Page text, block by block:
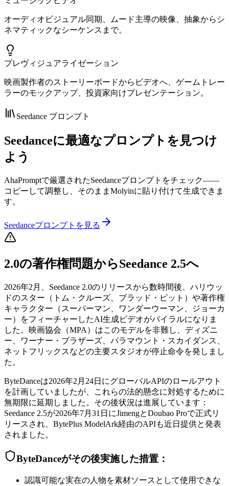
オーディオビジュアル同期、ムード主導の映像、抽象からシ
ネマティックなシーケンスまで。
プレヴィジュアライゼーション
映画製作者のストーリーボードからビデオへ、ゲームトレー
ラーのモックアップ、投資家向けプレゼンテーション。
Seedance プロンプト
Seedanceに最適なプロンプトを見つけ
よう
AhaPromptで厳選されたSeedanceプロンプトをチェック——
コピーして調整し、そのままMolyinに貼り付けて生成できま
す。
Seedanceプロンプトを見る
2.0の著作権問題からSeedance 2.5へ
2026年2月、Seedance 2.0のリリースから数時間後、ハリウッ
ドのスター（トム・クルーズ、ブラッド・ピット）や著作権
キャラクター（スーパーマン、ワンダーウーマン、ジョーカ
ー）をフィーチャーしたAI生成ビデオがバイラルになりま
した。映画協会（MPA）はこのモデルを非難し、ディズニ
ー、ワーナー・ブラザーズ、パラマウント・スカイダンス、
ネットフリックスなどの主要スタジオが停止命令を発しまし
た。
ByteDanceは2026年2月24日にグローバルAPIのロールアウト
を計画していましたが、これらの法的懸念に対処するために
無期限に延期しました。その後状況は進展しています：
Seedance 2.5が2026年7月31日にJimengとDoubao Proで正式リ
リースされ、BytePlus ModelArk経由のAPIも近日提供と発表
されました。
ByteDanceがその後実施した措置：
認識可能な実在の人物を素材ソースとして使用できな